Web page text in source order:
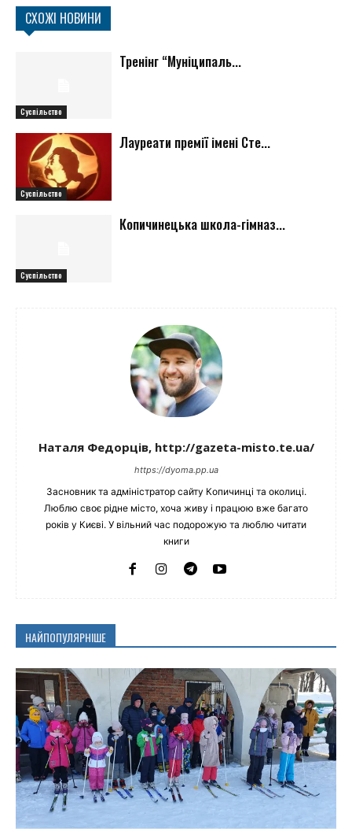
СХОЖІ НОВИНИ
Суспільство
Тренінг “Муніципаль...
Суспільство
Лауреати премії імені Сте...
Суспільство
Копичинецька школа-гімназ...
Наталя Федорців, http://gazeta-misto.te.ua/
https://dyoma.pp.ua
Засновник та адміністратор сайту Копичинці та околиці.
Люблю своє рідне місто, хоча живу і працюю вже багато
років у Києві. У вільний час подорожую та люблю читати
книги
НАЙПОПУЛЯРНІШЕ